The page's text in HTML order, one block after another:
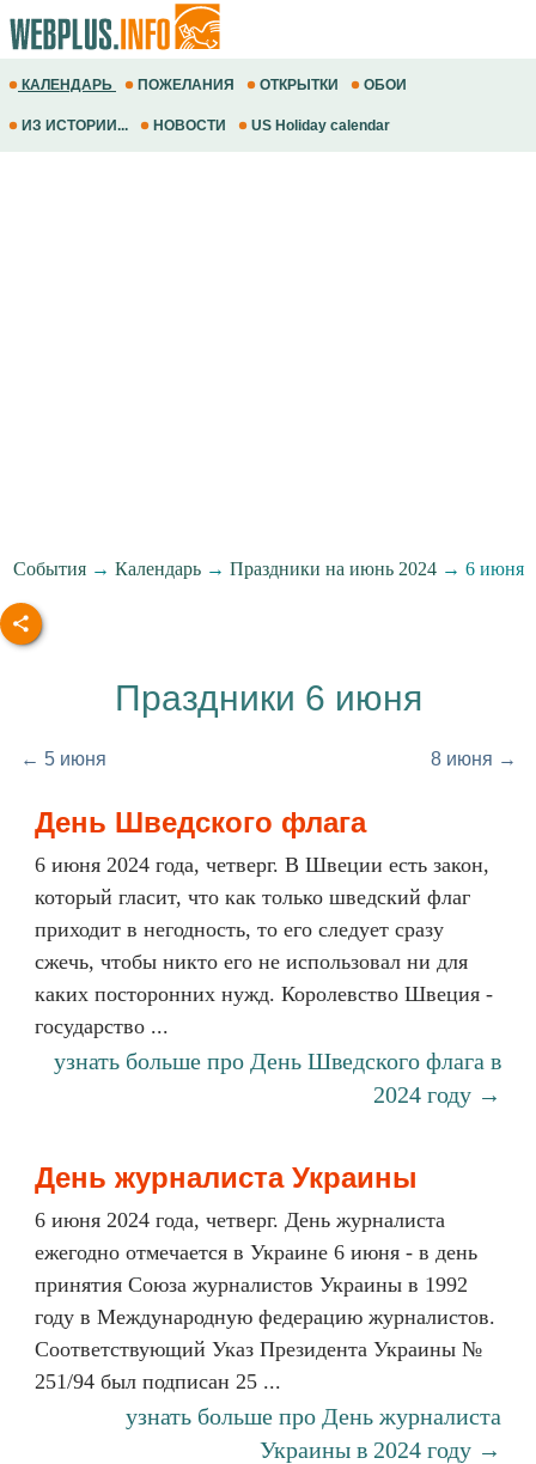
КАЛЕНДАРЬ ПОЖЕЛАНИЯ ОТКРЫТКИ ОБОИ
ИЗ ИСТОРИИ... НОВОСТИ US Holiday calendar
События→ Календарь→ Праздники на июнь 2024→ 6 июня
Праздники 6 июня
← 5 июня 8 июня →
День Шведского флага
6 июня 2024 года, четверг. В Швеции есть закон,
который гласит, что как только шведский флаг
приходит в негодность, то его следует сразу
сжечь, чтобы никто его не использовал ни для
каких посторонних нужд. Королевство Швеция -
государство ...
узнать больше про День Шведского флага в
2024 году →
День журналиста Украины
6 июня 2024 года, четверг. День журналиста
ежегодно отмечается в Украине 6 июня - в день
принятия Союза журналистов Украины в 1992
году в Международную федерацию журналистов.
Соответствующий Указ Президента Украины №
251/94 был подписан 25 ...
узнать больше про День журналиста
Украины в 2024 году →